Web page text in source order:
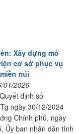
Xây dựng mô
cơ sở phục vụ
núi
01/2026
định số
ngày 30/12/2024
Chính phủ, ngày
Ủy ban nhân dân tỉnh